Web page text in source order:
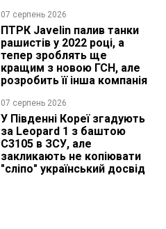
07 серпень 2026
ПТРК Javelin палив танки
рашистів у 2022 році, а
тепер зроблять ще
кращим з новою ГСН, але
розробить її інша компанія
07 серпень 2026
У Південні Кореї згадують
за Leopard 1 з баштою
C3105 в ЗСУ, але
закликають не копіювати
"сліпо" український досвід